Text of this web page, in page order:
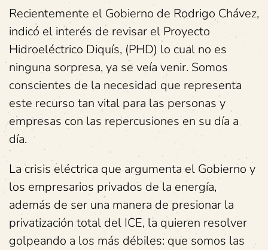
Recientemente el Gobierno de Rodrigo Chávez,
indicó el interés de revisar el Proyecto
Hidroeléctrico Diquís, (PHD) lo cual no es
ninguna sorpresa, ya se veía venir. Somos
conscientes de la necesidad que representa
este recurso tan vital para las personas y
empresas con las repercusiones en su día a
día.
La crisis eléctrica que argumenta el Gobierno y
los empresarios privados de la energía,
además de ser una manera de presionar la
privatización total del ICE, la quieren resolver
golpeando a los más débiles: que somos las